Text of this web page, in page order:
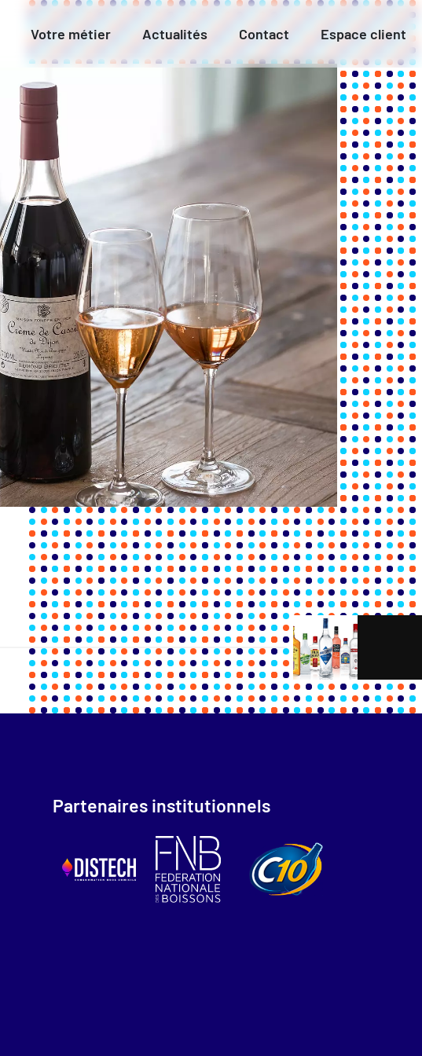
Votre métier Actualités Contact Espace client
Partenaires institutionnels